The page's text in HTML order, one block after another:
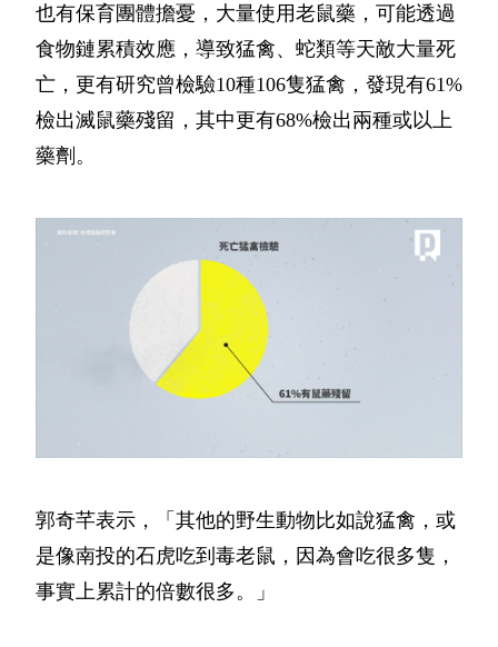
也有保育團體擔憂，大量使用老鼠藥，可能透過
食物鏈累積效應，導致猛禽、蛇類等天敵大量死
亡，更有研究曾檢驗10種106隻猛禽，發現有61%
檢出滅鼠藥殘留，其中更有68%檢出兩種或以上
藥劑。
郭奇芊表示，「其他的野生動物比如說猛禽，或
是像南投的石虎吃到毒老鼠，因為會吃很多隻，
事實上累計的倍數很多。」